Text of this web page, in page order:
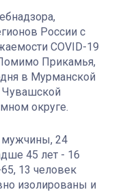
России с
COVID-19
Прикамья,
в Мурманской
Чувашской
округе.
24
45 лет - 16
13 человек
изолированы и